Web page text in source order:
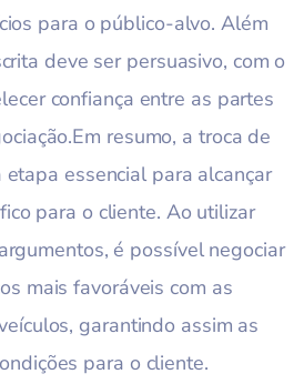
para o público-alvo. Além
deve ser persuasivo, com o
confiança entre as partes
resumo, a troca de
etapa essencial para alcançar
para o cliente. Ao utilizar
é possível negociar
mais favoráveis com as
garantindo assim as
para o cliente.